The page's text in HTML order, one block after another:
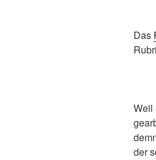
Das
Weil
der